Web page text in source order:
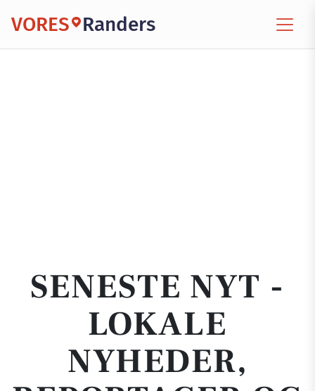
VORES Randers
SENESTE NYT -
LOKALE
NYHEDER,